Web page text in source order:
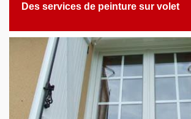
Des services de peinture sur volet